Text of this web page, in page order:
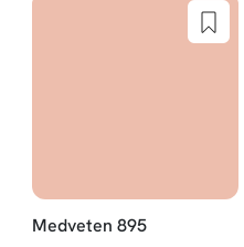
Medveten 895